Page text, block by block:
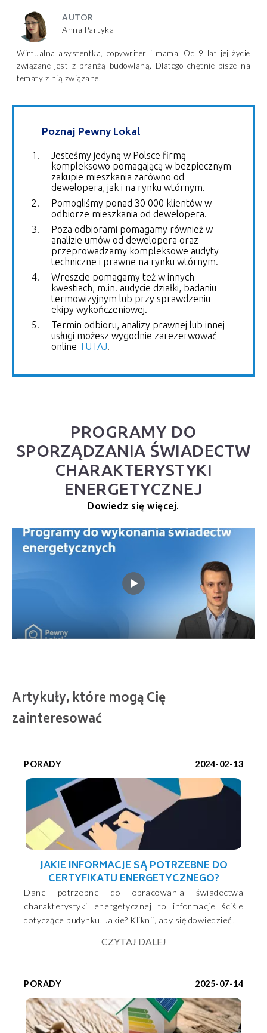
AUTOR
Anna Partyka
Wirtualna asystentka, copywriter i mama. Od 9 lat jej życie
związane jest z branżą budowlaną. Dlatego chętnie pisze na
tematy z nią związane.
Poznaj Pewny Lokal
Jesteśmy jedyną w Polsce firmą
kompleksowo pomagającą w bezpiecznym
zakupie mieszkania zarówno od
dewelopera, jak i na rynku wtórnym.
Pomogliśmy ponad 30 000 klientów w
odbiorze mieszkania od dewelopera.
Poza odbiorami pomagamy również w
analizie umów od dewelopera oraz
przeprowadzamy kompleksowe audyty
techniczne i prawne na rynku wtórnym.
Wreszcie pomagamy też w innych
kwestiach, m.in. audycie działki, badaniu
termowizyjnym lub przy sprawdzeniu
ekipy wykończeniowej.
Termin odbioru, analizy prawnej lub innej
usługi możesz wygodnie zarezerwować
online TUTAJ
PROGRAMY DO
SPORZĄDZANIA ŚWIADECTW
CHARAKTERYSTYKI
ENERGETYCZNEJ
Dowiedz się więcej.
Artykuły, które mogą Cię
zainteresować
PORADY 2024-02-13
JAKIE INFORMACJE SĄ POTRZEBNE DO
CERTYFIKATU ENERGETYCZNEGO?
Dane potrzebne do opracowania świadectwa
charakterystyki energetycznej to informacje ściśle
dotyczące budynku. Jakie? Kliknij, aby się dowiedzieć!
CZYTAJ DALEJ
PORADY 2025-07-14